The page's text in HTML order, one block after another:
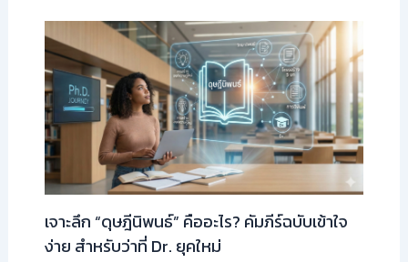
เจาะลึก “ดุษฎีนิพนธ์” คืออะไร? คัมภีร์ฉบับเข้าใจ
ง่าย สำหรับว่าที่ Dr. ยุคใหม่